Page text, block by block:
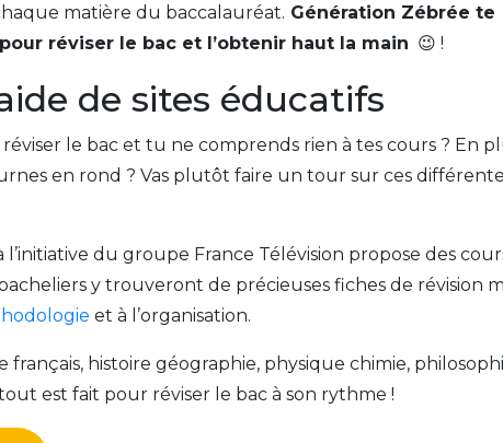
matière du baccalauréat. Génération Zébrée te
réviser le bac et l’obtenir haut la main 😉 !
de sites éducatifs
le bac et tu ne comprends rien à tes cours ? En
en rond ? Vas plutôt faire un tour sur ces
l’initiative du groupe France Télévision propose des
y trouveront de précieuses fiches de révision
et à l’organisation.
histoire géographie, physique chimie,
est fait pour réviser le bac à son rythme !